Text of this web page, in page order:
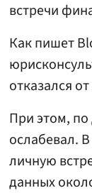
встречи
Как пишет
отказался
При этом, по
ослабевал.
личную
данных